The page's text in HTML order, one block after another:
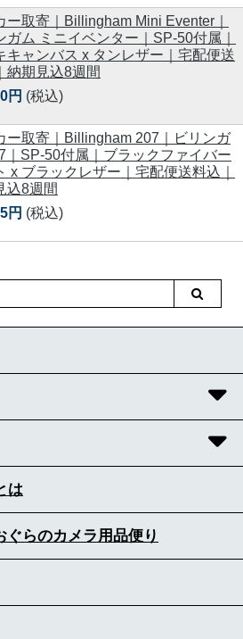
ー取寄｜Billingham Mini Eventer｜
ガム ミニイベンター｜SP-50付属｜
キャンバス x タンレザー｜宅配便送
納期見込8週間
円 (税込)
ー取寄｜Billingham 207｜ビリンガ
｜SP-50付属｜ブラックファイバー
x ブラックレザー｜宅配便送料込｜
込8週間
円 (税込)
は
ぐらのカメラ用品便り